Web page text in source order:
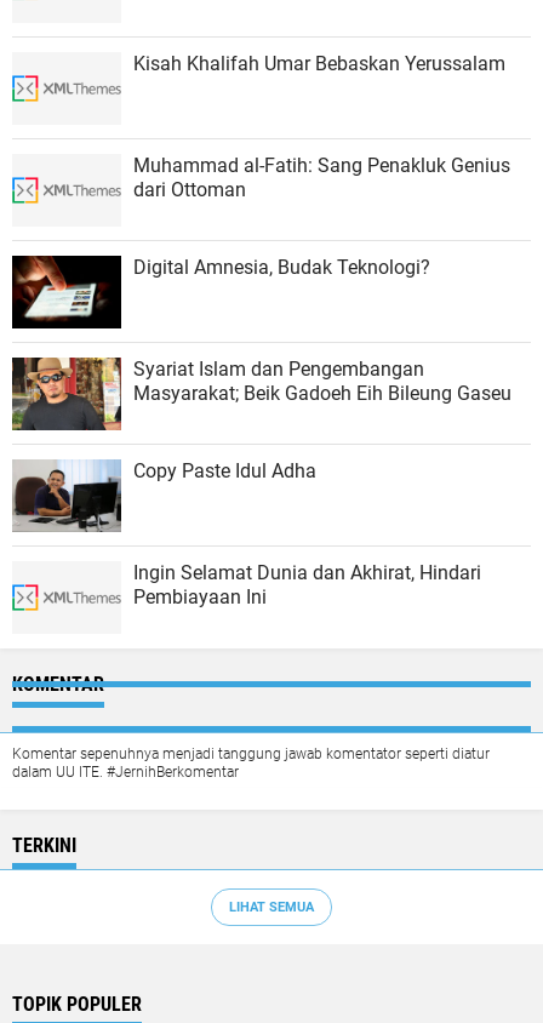
Kisah Khalifah Umar Bebaskan Yerussalam
Muhammad al-Fatih: Sang Penakluk Genius
dari Ottoman
Digital Amnesia, Budak Teknologi?
Syariat Islam dan Pengembangan
Masyarakat; Beik Gadoeh Eih Bileung Gaseu
Copy Paste Idul Adha
Ingin Selamat Dunia dan Akhirat, Hindari
Pembiayaan Ini
KOMENTAR
Komentar sepenuhnya menjadi tanggung jawab komentator seperti diatur
dalam UU ITE. #JernihBerkomentar
TERKINI
LIHAT SEMUA
TOPIK POPULER